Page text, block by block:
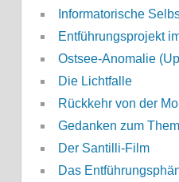
Informatorische
Entführungsprojekt
Ostsee-Anomalie
Die Lichtfalle
Rückkehr von der
Gedanken zum
Der Santilli-Film
Das